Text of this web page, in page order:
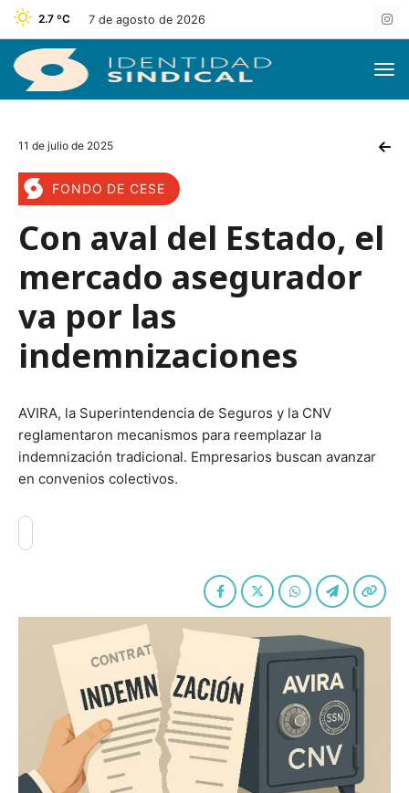
2.7 ºC 7 de agosto de 2026
11 de julio de 2025
FONDO DE CESE
Con aval del Estado, el
mercado asegurador
va por las
indemnizaciones
AVIRA, la Superintendencia de Seguros y la CNV
reglamentaron mecanismos para reemplazar la
indemnización tradicional. Empresarios buscan avanzar
en convenios colectivos.